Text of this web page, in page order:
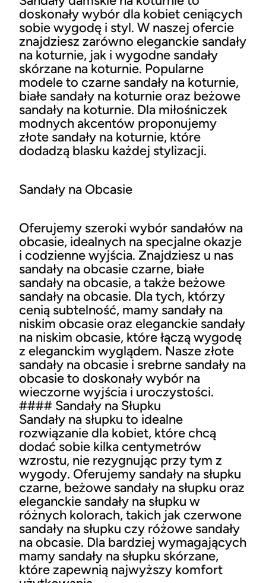
doskonały wybór dla kobiet ceniących
sobie wygodę i styl. W naszej ofercie
znajdziesz zarówno eleganckie sandały
na koturnie, jak i wygodne sandały
skórzane na koturnie. Popularne
modele to czarne sandały na koturnie,
białe sandały na koturnie oraz beżowe
sandały na koturnie. Dla miłośniczek
modnych akcentów proponujemy
złote sandały na koturnie, które
dodadzą blasku każdej stylizacji.
Sandały na Obcasie
Oferujemy szeroki wybór sandałów na
obcasie, idealnych na specjalne okazje
i codzienne wyjścia. Znajdziesz u nas
sandały na obcasie czarne, białe
sandały na obcasie, a także beżowe
sandały na obcasie. Dla tych, którzy
cenią subtelność, mamy sandały na
niskim obcasie oraz eleganckie sandały
na niskim obcasie, które łączą wygodę
z eleganckim wyglądem. Nasze złote
sandały na obcasie i srebrne sandały na
obcasie to doskonały wybór na
wieczorne wyjścia i uroczystości.
#### Sandały na Słupku
Sandały na słupku to idealne
rozwiązanie dla kobiet, które chcą
dodać sobie kilka centymetrów
wzrostu, nie rezygnując przy tym z
wygody. Oferujemy sandały na słupku
czarne, beżowe sandały na słupku oraz
eleganckie sandały na słupku w
różnych kolorach, takich jak czerwone
sandały na słupku czy różowe sandały
na obcasie. Dla bardziej wymagających
mamy sandały na słupku skórzane,
które zapewnią najwyższy komfort